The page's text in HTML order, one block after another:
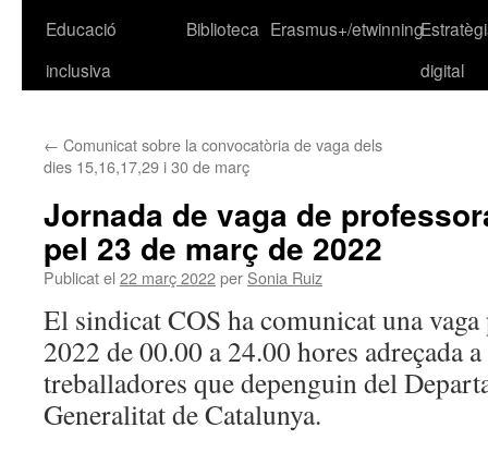
contingut
Educació
inclusiva
Biblioteca Erasmus+/etwinning
digital
← Comunicat sobre la convocatòria de vaga dels
dies 15,16,17,29 i 30 de març
Jornada de vaga de
pel 23 de març de 2022
Publicat el 22 març 2022per Sonia Ruiz
El sindicat COS ha comunicat una
2022 de 00.00 a 24.00 hores adreçada
treballadores que depenguin del
Generalitat de Catalunya.